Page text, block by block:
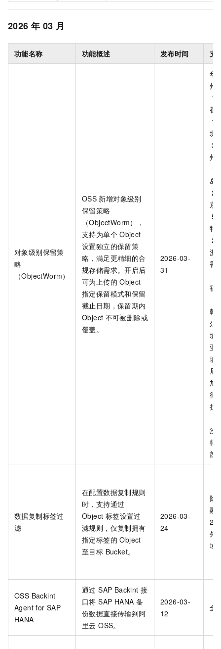
2026 年 03 月
功能名称 功能概述 发布时间 支
对象级别保留策
略
（ObjectWorm）
OSS 新增对象级别
保留策略
（ObjectWorm），
支持为单个 Object
设置独立的保留策
略，满足更精细的合
规存储需求。开启后
可为上传的 Object
指定保留模式和保留
截止日期，保留期内
Object 不可被删除或
覆盖。
2026-03-
31
华
州
1
都
1
圳
3
州
1
岛
2
京
5
特
2
源
香
福
韩
尔
坡
亚
坡
尼
加
律
拉
沙
得
酋
数据复制标签过
滤
在配置数据复制规则
时，支持通过
Object 标签设置过
滤规则，仅复制拥有
指定标签的 Object
至目标 Bucket。
2026-03-
24
除
融
2
外
域
OSS Backint
Agent for SAP
HANA
通过 SAP Backint 接
口将 SAP HANA 备
份数据直接传输到阿
里云 OSS。
2026-03-
12
全